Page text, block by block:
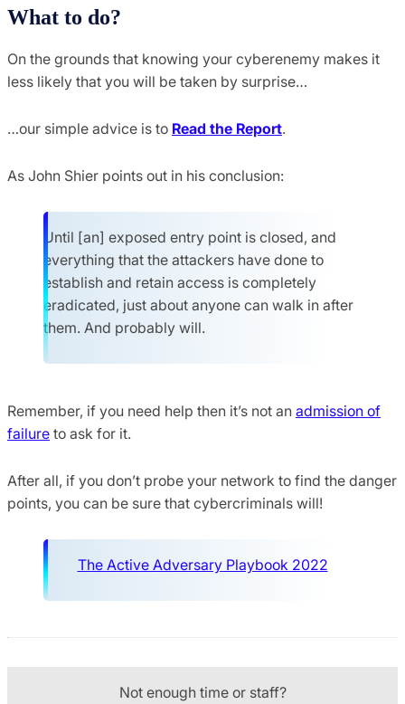
What to do?
On the grounds that knowing your cyberenemy makes it
less likely that you will be taken by surprise…
…our simple advice is to Read the Report.
As John Shier points out in his conclusion:
Until [an] exposed entry point is closed, and
everything that the attackers have done to
establish and retain access is completely
eradicated, just about anyone can walk in after
them. And probably will.
Remember, if you need help then it’s not an admission of
failure to ask for it.
After all, if you don’t probe your network to find the danger
points, you can be sure that cybercriminals will!
The Active Adversary Playbook 2022
Not enough time or staff?